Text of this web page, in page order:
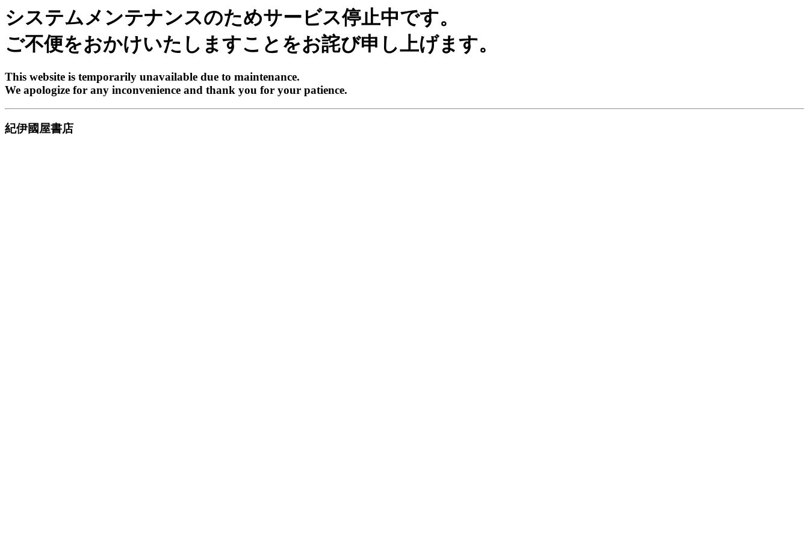
システムメンテナンスのためサービス停止中です。
ご不便をおかけいたしますことをお詫び申し上げます。
This website is temporarily unavailable due to maintenance.
We apologize for any inconvenience and thank you for your patience.
紀伊國屋書店